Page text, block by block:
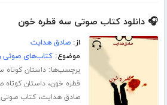
🎧 دانلود کتاب صوتی سه قطره خون
از:صادق هدایت
موضوع:کتاب‌های صوتی
برچسب‌ها:داستان
قطره خون،داستان
صادق هدایت،کتاب